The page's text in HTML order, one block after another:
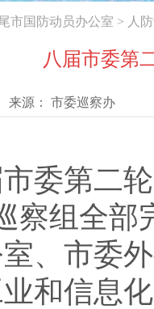
市国防动员办公室 > 人
八届市委第
来源： 市委巡察办
第二轮
察组全部
、市委
和信息